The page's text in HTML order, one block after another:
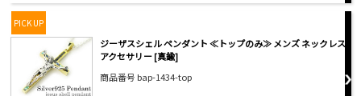
PICK UP
ジーザスシェル ペンダント ≪トップのみ≫ メンズ ネックレス
アクセサリー [真鍮]
商品番号 bap-1434-top